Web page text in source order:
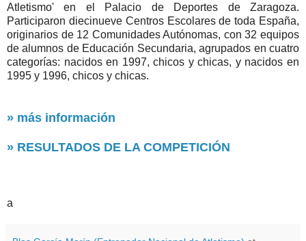
Atletismo' en el Palacio de Deportes de Zaragoza.
Participaron diecinueve Centros Escolares de toda España,
originarios de 12 Comunidades Autónomas, con 32 equipos
de alumnos de Educación Secundaria, agrupados en cuatro
categorías: nacidos en 1997, chicos y chicas, y nacidos en
1995 y 1996, chicos y chicas.
» más información
» RESULTADOS DE LA COMPETICIÓN
a